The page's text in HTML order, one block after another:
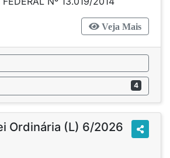
Veja Mais
4
Ordinária (L) 6/2026